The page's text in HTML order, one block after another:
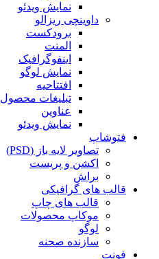
نمایش ویدئو
داوینچی ریزالو
برودکست
المنت
اینفوگرافیک
نمایش لوگو
افتتاحیه
تبلیغات محصول
عناوین
نمایش ویدئو
فتوشاپ
تصاویر لایه باز (PSD)
اکشن و پریست
براش
قالب های گرافیکی
قالب های چاپ
موکاپ محصولات
لوگو
سازنده صحنه
فونت